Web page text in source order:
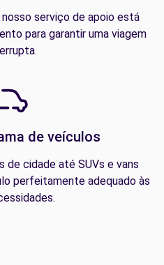
serviço de apoio está
para garantir uma viagem
de veículos
de cidade até SUVs e vans
perfeitamente adequado às